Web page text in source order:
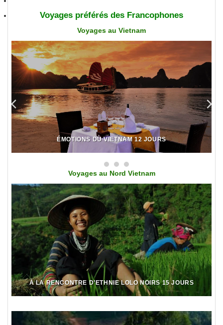
Voyages préférés des Francophones
Voyages au Vietnam
ÉMOTIONS DU VIETNAM 12 JOURS
Voyages au Nord Vietnam
À LA RENCONTRE D’ETHNIE LOLO NOIRS 15 JOURS